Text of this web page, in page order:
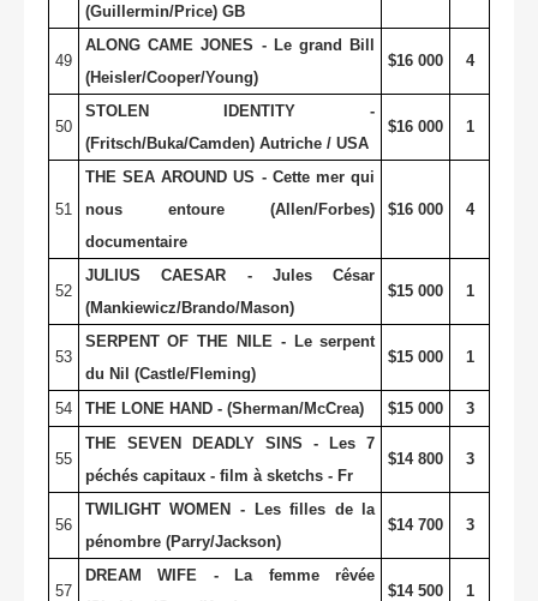
(Guillermin/Price) GB
49
ALONG CAME JONES - Le grand Bill
(Heisler/Cooper/Young)
$16 000 4
50
STOLEN IDENTITY -
(Fritsch/Buka/Camden) Autriche / USA
$16 000 1
51
THE SEA AROUND US - Cette mer qui
nous entoure (Allen/Forbes)
documentaire
$16 000 4
52
JULIUS CAESAR - Jules César
(Mankiewicz/Brando/Mason)
$15 000 1
53
SERPENT OF THE NILE - Le serpent
du Nil (Castle/Fleming)
$15 000 1
54 THE LONE HAND - (Sherman/McCrea) $15 000 3
55
THE SEVEN DEADLY SINS - Les 7
péchés capitaux - film à sketchs - Fr
$14 800 3
56
TWILIGHT WOMEN - Les filles de la
pénombre (Parry/Jackson)
$14 700 3
57
DREAM WIFE - La femme rêvée
$14 500 1